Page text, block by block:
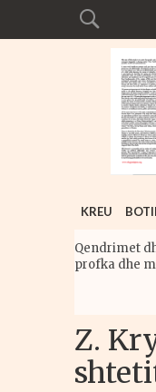
KREU
Qendrimet
profka dhe
Z.